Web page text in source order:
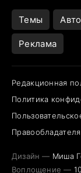
Темы
Реклама
Редакционная
Политика
Дизайн — Миша
Воплощение —